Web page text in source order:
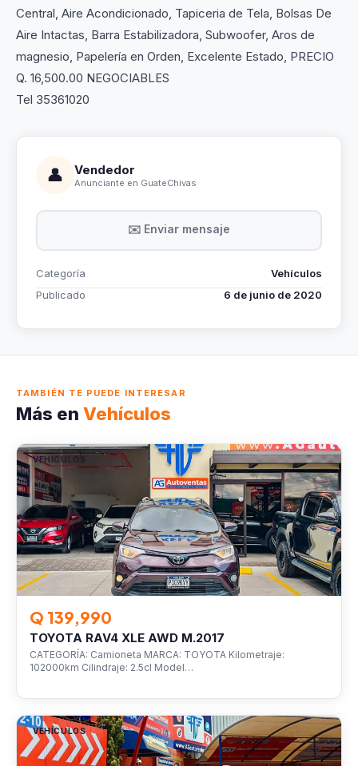
Central, Aire Acondicionado, Tapiceria de Tela, Bolsas De
Aire Intactas, Barra Estabilizadora, Subwoofer, Aros de
magnesio, Papelería en Orden, Excelente Estado, PRECIO
Q. 16,500.00 NEGOCIABLES
Tel 35361020
👤 Vendedor
Anunciante en GuateChivas
✉️ Enviar mensaje
Categoría
Vehículos
Publicado
6 de junio de 2020
TAMBIÉN TE PUEDE INTERESAR
Más en Vehículos
VEHÍCULOS
Q 139,990
TOYOTA RAV4 XLE AWD M.2017
CATEGORÍA: Camioneta MARCA: TOYOTA Kilometraje:
102000km Cilindraje: 2.5cl Model…
VEHÍCULOS